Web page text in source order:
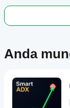
trading,
and
parameters.
Profil indikator
Anda